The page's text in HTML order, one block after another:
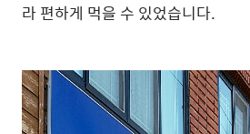
라 편하게 먹을 수 있었습니다.